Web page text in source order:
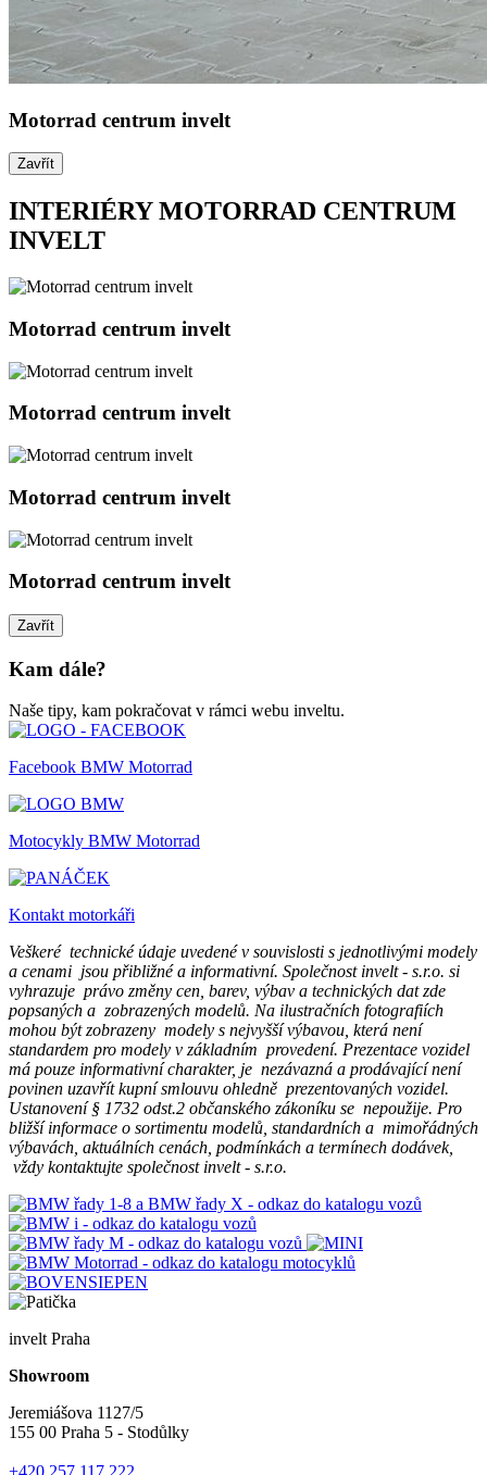
Motorrad centrum invelt
Zavřít
INTERIÉRY MOTORRAD CENTRUM
INVELT
Motorrad centrum invelt
Motorrad centrum invelt
Motorrad centrum invelt
Motorrad centrum invelt
Zavřít
Kam dále?
Naše tipy, kam pokračovat v rámci webu inveltu.
Facebook BMW Motorrad
Motocykly BMW Motorrad
Kontakt motorkáři
Veškeré technické údaje uvedené v souvislosti s jednotlivými modely
a cenami jsou přibližné a informativní. Společnost invelt - s.r.o. si
vyhrazuje právo změny cen, barev, výbav a technických dat zde
popsaných a zobrazených modelů. Na ilustračních fotografiích
mohou být zobrazeny modely s nejvyšší výbavou, která není
standardem pro modely v základním provedení. Prezentace vozidel
má pouze informativní charakter, je nezávazná a prodávající není
povinen uzavřít kupní smlouvu ohledně prezentovaných vozidel.
Ustanovení § 1732 odst.2 občanského zákoníku se nepoužije. Pro
bližší informace o sortimentu modelů, standardních a mimořádných
výbavách, aktuálních cenách, podmínkách a termínech dodávek,
vždy kontaktujte společnost invelt - s.r.o.
invelt Praha
Showroom
Jeremiášova 1127/5
155 00 Praha 5 - Stodůlky